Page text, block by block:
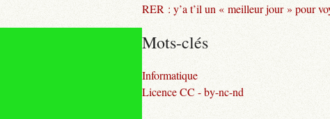
RER : y’a t’il un « meilleur jour » pour
Mots-clés
Informatique
Licence CC - by-nc-nd